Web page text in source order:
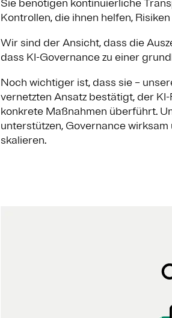
Sie benötigen kontinuierliche
Kontrollen, die ihnen helfen,
Wir sind der Ansicht, dass die
dass KI-Governance zu einer
Noch wichtiger ist, dass sie –
vernetzten Ansatz bestätigt, der
konkrete Maßnahmen überführt.
unterstützen, Governance wirksam
skalieren.